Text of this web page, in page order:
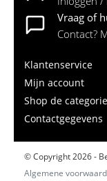
Vraag of
Contact?
Klantenservice
Mijn account
Shop de categorie
Contactgegevens
© Copyright 2026 -
Algemene